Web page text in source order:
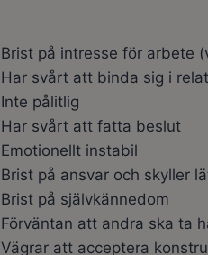
Brist på intresse för arbete
Har svårt att binda sig i
Inte pålitlig
Har svårt att fatta beslut
Emotionellt instabil
Brist på ansvar och skyller
Brist på självkännedom
Förväntan att andra ska ta
Vägrar att acceptera